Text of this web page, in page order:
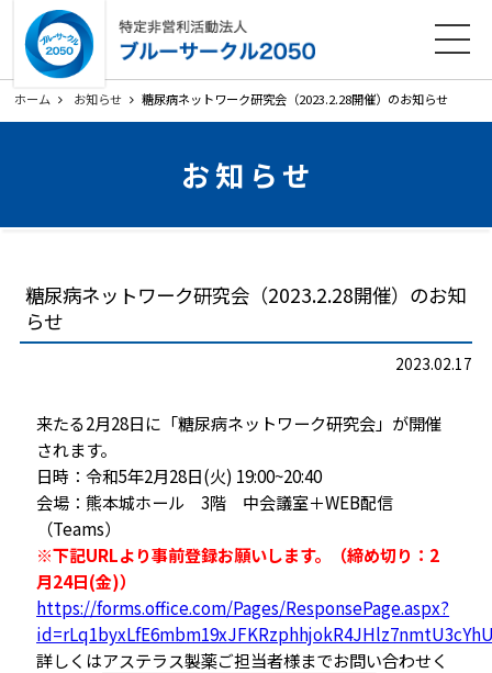
ホーム お知らせ 糖尿病ネットワーク研究会（2023.2.28開催）のお知らせ
お知らせ
糖尿病ネットワーク研究会（2023.2.28開催）のお知
らせ
2023.02.17
来たる2月28日に「糖尿病ネットワーク研究会」が開催
されます。
日時：令和5年2月28日(火) 19:00~20:40
会場：熊本城ホール 3階 中会議室＋WEB配信
（Teams）
※下記URLより事前登録お願いします。（締め切り：2
月24日(金)）
https://forms.office.com/Pages/ResponsePage.aspx?
詳しくはアステラス製薬ご担当者様までお問い合わせく
ホーム
活動内容 各種ダウンロード